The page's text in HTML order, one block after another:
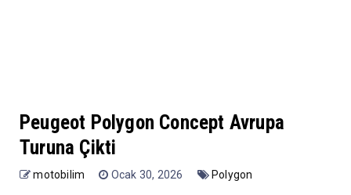
Peugeot Polygon Concept Avrupa
Turuna Çikti
motobilim Ocak 30, 2026 Polygon